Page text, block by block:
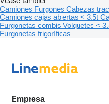
Camiones Furgones Cabezas
Camiones cajas abiertas < 3.5t
Furgonetas combis Volquetes <
Furgonetas frigoríficas
Empresa